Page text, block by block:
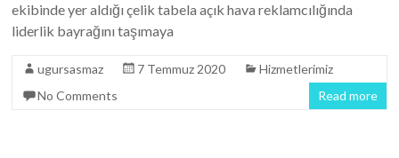
ekibinde yer aldığı çelik tabela açık hava reklamcılığında
liderlik bayrağını taşımaya
ugursasmaz 7 Temmuz 2020
Hizmetlerimiz
No Comments
Read more